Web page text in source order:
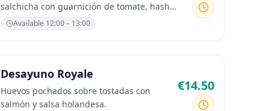
salchicha con guarnición de tomate, hash
brown, champiñones y alubias con
tostadas
Available 12:00 – 13:00
Desayuno Royale
Huevos pochados sobre tostadas con
salmón y salsa holandesa.
€14.50